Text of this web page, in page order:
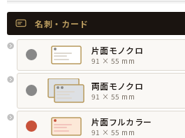
名刺・カード
片面モノクロ
91 × 55 mm
両面モノクロ
91 × 55 mm
片面フルカラー
91 × 55 mm